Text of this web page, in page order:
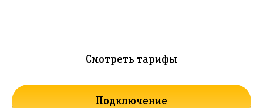
Смотреть тарифы
Подключение